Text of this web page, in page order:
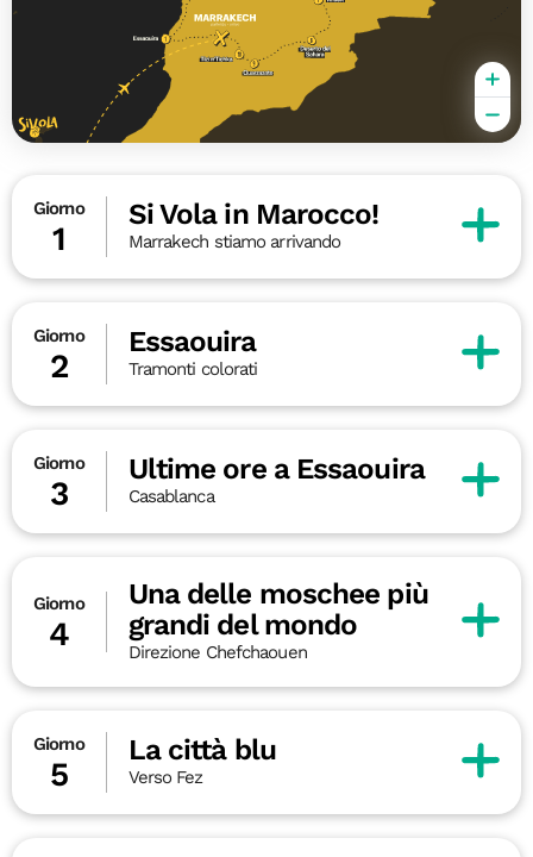
Giorno
1
Si Vola in Marocco!
Marrakech stiamo arrivando
Giorno
2
Essaouira
Tramonti colorati
Giorno
3
Ultime ore a Essaouira
Casablanca
Giorno
4
Una delle moschee più
grandi del mondo
Direzione Chefchaouen
Giorno
5
La città blu
Verso Fez